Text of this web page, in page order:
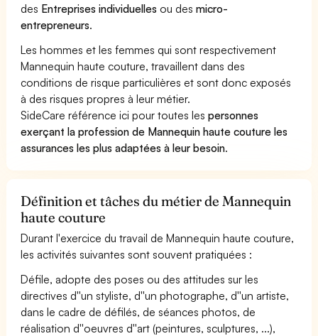
des Entreprises individuelles ou desmicro-
entrepreneurs.
Les hommes et les femmes qui sont respectivement
Mannequin haute couture, travaillent dans des
conditions de risque particulières et sont donc exposés
à des risques propres à leur métier.
SideCare référence ici pour toutes lespersonnes
exerçant la profession de Mannequin haute couture les
assurances les plus adaptées à leur besoin.
Définition et tâches du métier de Mannequin
haute couture
Durant l'exercice du travail de Mannequin haute couture,
les activités suivantes sont souvent pratiquées :
Défile, adopte des poses ou des attitudes sur les
directives d''un styliste, d''un photographe, d''un artiste,
dans le cadre de défilés, de séances photos, de
réalisation d''oeuvres d''art (peintures, sculptures, ...),